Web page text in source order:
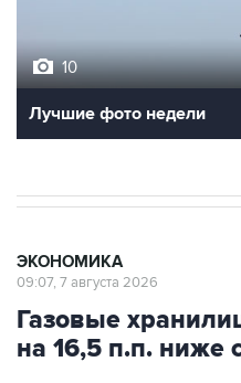
10
Лучшие фото недели
ЭКОНОМИКА
09:07, 7 августа 2026
Газовые
на 16,5 п.п. ниже